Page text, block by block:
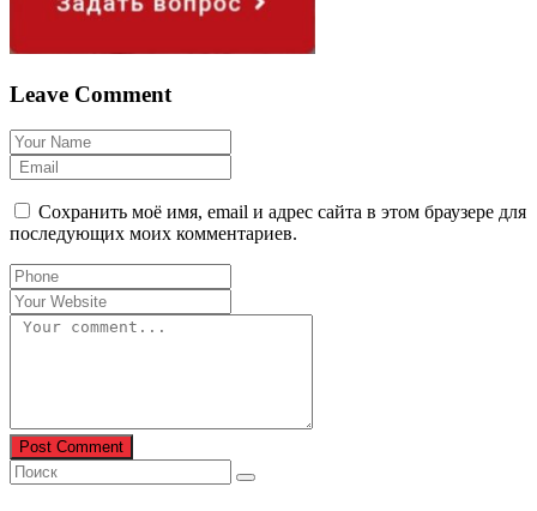
Leave Comment
Сохранить моё имя, email и адрес сайта в этом браузере для
последующих моих комментариев.
Post Comment